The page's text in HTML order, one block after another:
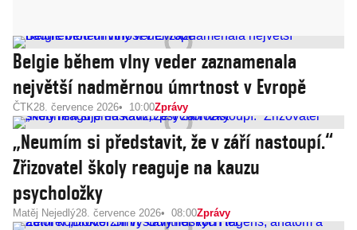
Belgie během vlny veder zaznamenala
největší nadměrnou úmrtnost v Evropě
ČTK28. července 2026 10:00Zprávy
„Neumím si představit, že v září nastoupí.“
Zřizovatel školy reaguje na kauzu
psycholožky
Matěj Nejedlý28. července 2026 08:00Zprávy